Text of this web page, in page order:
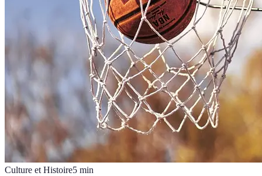
Culture et Histoire5 min